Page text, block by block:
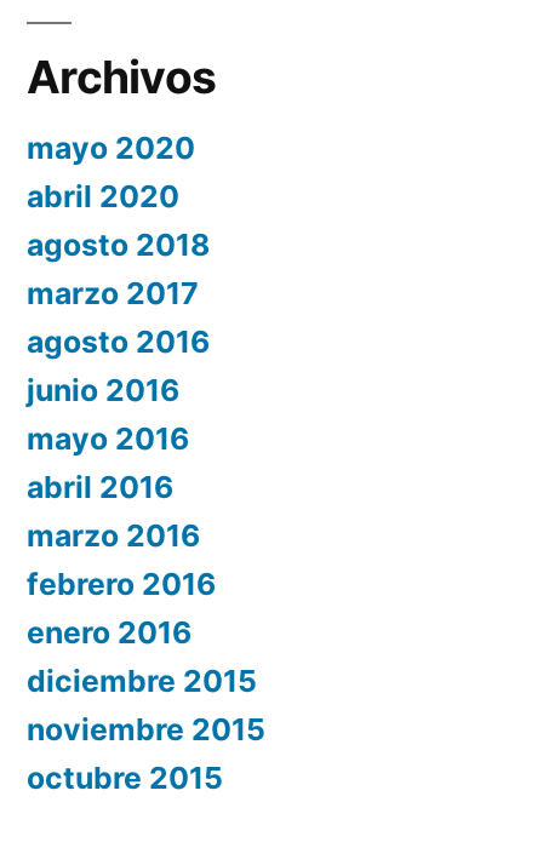
Archivos
mayo 2020
abril 2020
agosto 2018
marzo 2017
agosto 2016
junio 2016
mayo 2016
abril 2016
marzo 2016
febrero 2016
enero 2016
diciembre 2015
noviembre 2015
octubre 2015